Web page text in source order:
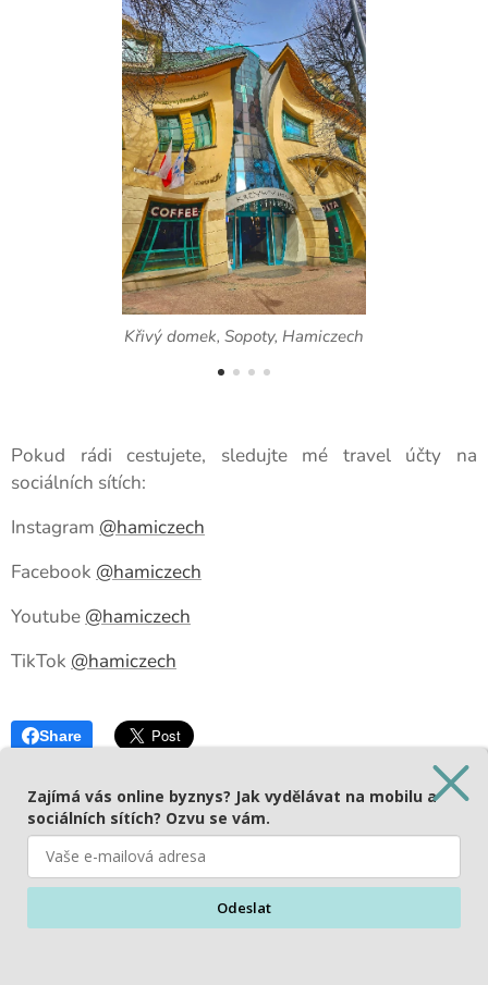
Křivý domek, Sopoty, Hamiczech
Pokud rádi cestujete, sledujte mé travel účty na
sociálních sítích:
Instagram @hamiczech
Facebook @hamiczech
Youtube @hamiczech
TikTok @hamiczech
Share
© 2026HAMICZECH- travel influencer, travel blogger, recenzent
hotelů. Všechna práva vyhrazena. Zákaz kopírování fotek a textů.
Používáme cookies, abychom zajistili správné fungování a
bezpečnost našich stránek. Tím vám můžeme zajistit tu
Zajímá vás online byznys? Jak vydělávat na mobilu a
sociálních sítích? Ozvu se vám.
Odeslat